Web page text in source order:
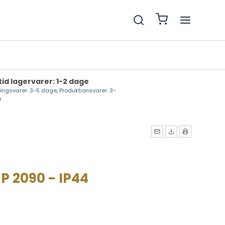
lagervarer: 1-2 dage
3-5 dage, Produktionsvarer: 3-
2090 - IP44